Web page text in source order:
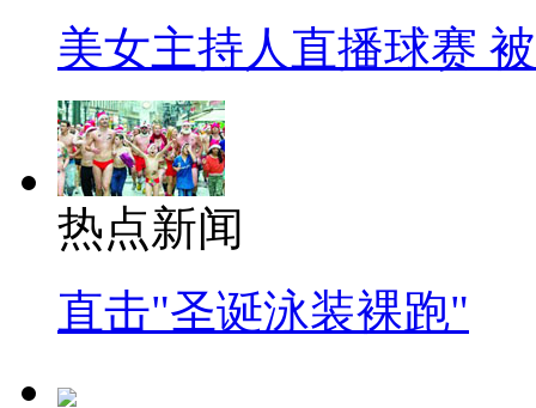
美女主持人直播球赛
热点新闻
直击"圣诞泳装裸跑"